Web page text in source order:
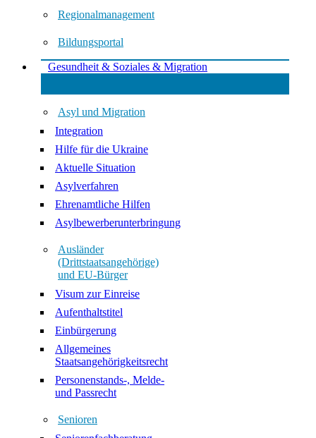
Regionalmanagement
Bildungsportal
Gesundheit & Soziales & Migration
Asyl und Migration
Integration
Hilfe für die Ukraine
Aktuelle Situation
Asylverfahren
Ehrenamtliche Hilfen
Asylbewerberunterbringung
Ausländer
(Drittstaatsangehörige)
und EU-Bürger
Visum zur Einreise
Aufenthaltstitel
Einbürgerung
Allgemeines
Staatsangehörigkeitsrecht
Personenstands-, Melde-
und Passrecht
Senioren